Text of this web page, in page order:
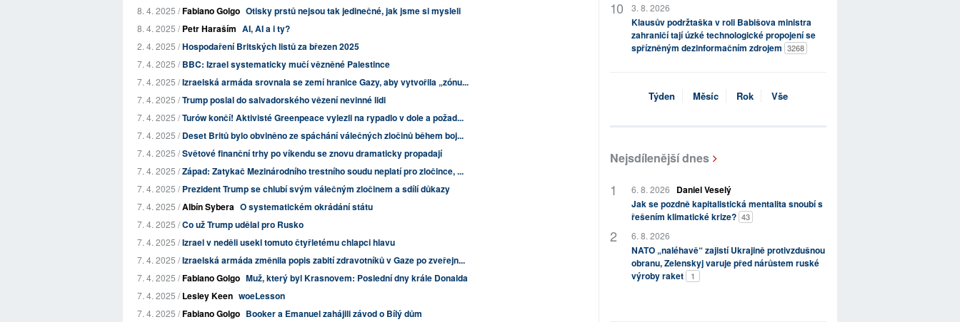
8. 4. 2025 /Fabiano Golgo Otisky prstů nejsou tak jedinečné, jak jsme si mysleli
8. 4. 2025 /Petr Haraším AI, AI a i ty?
2. 4. 2025 /Hospodaření Britských listů za březen 2025
7. 4. 2025 /BBC: Izrael systematicky mučí vězněné Palestince
7. 4. 2025 /Izraelská armáda srovnala se zemí hranice Gazy, aby vytvořila „zónu...
7. 4. 2025 /Trump poslal do salvadorského vězení nevinné lidi
7. 4. 2025 /Turów končí! Aktivisté Greenpeace vylezli na rypadlo v dole a požad...
7. 4. 2025 /Deset Britů bylo obviněno ze spáchání válečných zločinů během boj...
7. 4. 2025 /Světové finanční trhy po víkendu se znovu dramaticky propadají
7. 4. 2025 /Západ: Zatykač Mezinárodního trestního soudu neplatí pro zločince, ...
7. 4. 2025 /Prezident Trump se chlubí svým válečným zločinem a sdílí důkazy
7. 4. 2025 /Albín Sybera O systematickém okrádání státu
7. 4. 2025 /Co už Trump udělal pro Rusko
7. 4. 2025 /Izrael v neděli usekl tomuto čtyřletému chlapci hlavu
7. 4. 2025 /Izraelská armáda změnila popis zabití zdravotníků v Gaze po zveřejn...
7. 4. 2025 /Fabiano Golgo Muž, který byl Krasnovem: Poslední dny krále Donalda
7. 4. 2025 /Lesley Keen woeLesson
7. 4. 2025 /Fabiano Golgo Booker a Emanuel zahájili závod o Bílý dům
3. 8. 2026
Klausův podržtaška v roli Babišova ministra
zahraničí tají úzké technologické propojení se
spřízněným dezinformačním zdrojem 3268
Týden Měsíc Rok Vše
Nejsdílenější dnes
6. 8. 2026
Daniel Veselý
Jak se pozdně kapitalistická mentalita snoubí s
řešením klimatické krize? 43
6. 8. 2026
NATO „naléhavě“ zajistí Ukrajině protivzdušnou
obranu, Zelenskyj varuje před nárůstem ruské
výroby raket
1